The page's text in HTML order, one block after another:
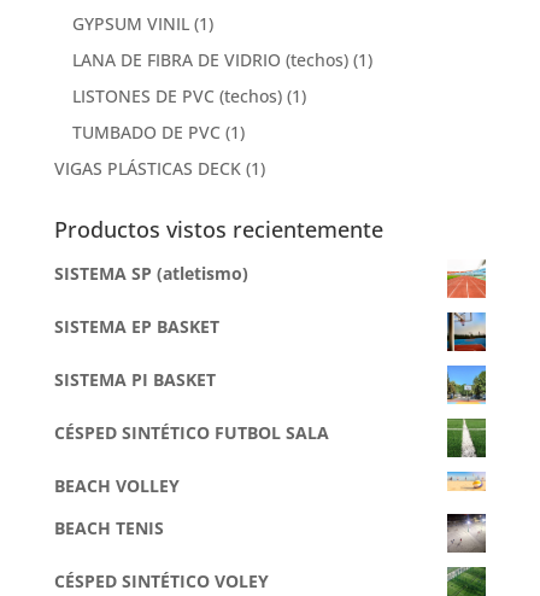
GYPSUM VINIL (1)
LANA DE FIBRA DE VIDRIO (techos) (1)
LISTONES DE PVC (techos) (1)
TUMBADO DE PVC (1)
VIGAS PLÁSTICAS DECK (1)
Productos vistos recientemente
SISTEMA SP (atletismo)
SISTEMA EP BASKET
SISTEMA PI BASKET
CÉSPED SINTÉTICO FUTBOL SALA
BEACH VOLLEY
BEACH TENIS
CÉSPED SINTÉTICO VOLEY